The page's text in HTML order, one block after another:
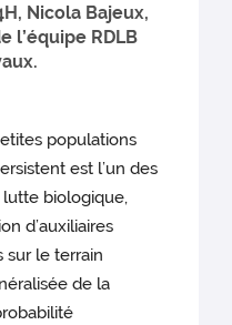
Nicola Bajeux,
l’équipe RDLB
populations
est l’un des
biologique,
d’auxiliaires
sur le terrain
de la